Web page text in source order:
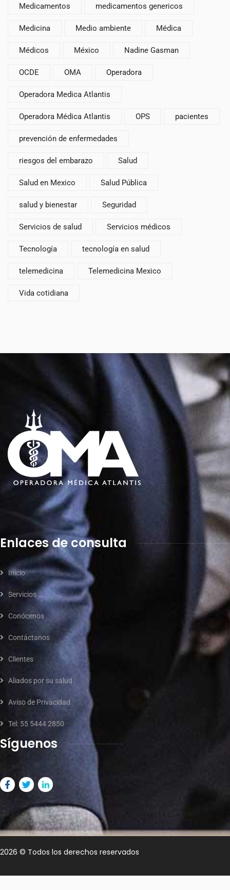
Medicamentos medicamentos genericos
Medicina Medio ambiente Médica
Médicos México Nadine Gasman
OCDE OMA Operadora
Operadora Medica Atlantis
Operadora Médica Atlantis OPS pacientes
prevención de enfermedades
riesgos del embarazo Salud
Salud en Mexico Salud Pública
salud y bienestar Seguridad
Servicios de salud Servicios médicos
Tecnología tecnología en salud
telemedicina Telemedicina Mexico
Vida cotidiana
Enlaces de consulta
Inicio
Servicios
Conócenos
Contáctanos
Clientes
Aliados por su salud
Aviso de Privacidad
Tel: 55 5444 2850
Síguenos
2026 © Todos los derechos reservados